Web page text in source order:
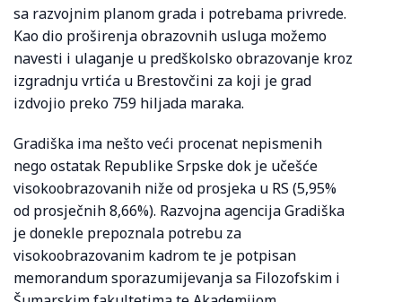
sa razvojnim planom grada i potrebama privrede.
Kao dio proširenja obrazovnih usluga možemo
navesti i ulaganje u predškolsko obrazovanje kroz
izgradnju vrtića u Brestovčini za koji je grad
izdvojio preko 759 hiljada maraka.
Gradiška ima nešto veći procenat nepismenih
nego ostatak Republike Srpske dok je učešće
visokoobrazovanih niže od prosjeka u RS (5,95%
od prosječnih 8,66%). Razvojna agencija Gradiška
je donekle prepoznala potrebu za
visokoobrazovanim kadrom te je potpisan
memorandum sporazumijevanja sa Filozofskim i